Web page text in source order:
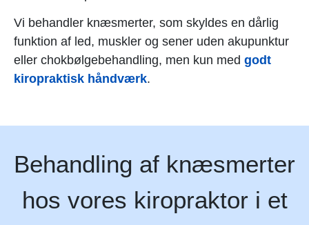
Vi behandler knæsmerter, som skyldes en dårlig
funktion af led, muskler og sener uden akupunktur
eller chokbølgebehandling, men kun med godt
kiropraktisk håndværk.
Behandling af knæsmerter
hos vores kiropraktor i et